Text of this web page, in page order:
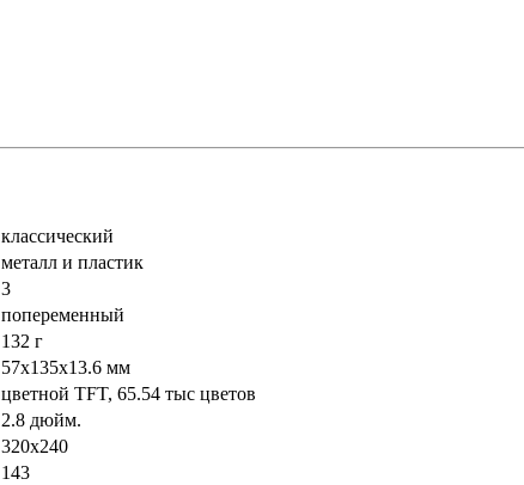
классический
металл и пластик
3
попеременный
132 г
57x135x13.6 мм
цветной TFT, 65.54 тыс цветов
2.8 дюйм.
320x240
143